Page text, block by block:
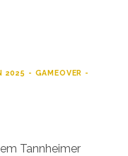
2025 - GAMEOVER -
Tannheimer